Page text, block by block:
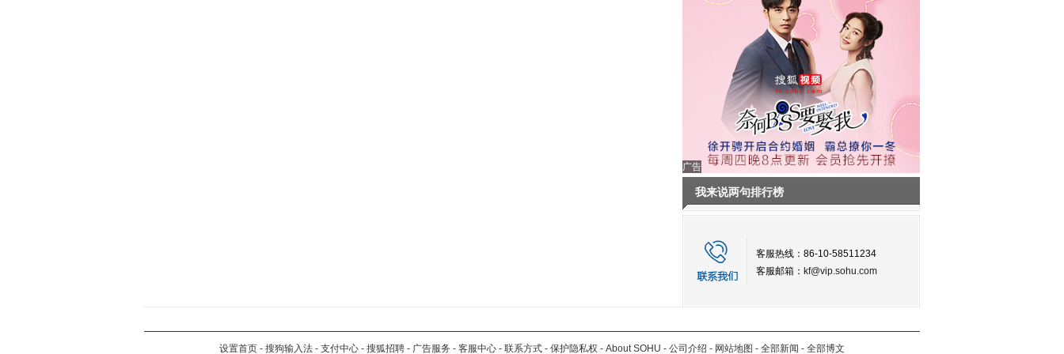
广告
我来说两句排行榜
客服热线：86-10-58511234
客服邮箱： kf@vip.sohu.com
设置首页 - 搜狗输入法 - 支付中心 - 搜狐招聘 - 广告服务 - 客服中心 - 联系方式 - 保护隐私权 - About SOHU - 公司介绍 - 网站地图 - 全部新闻 - 全部博文